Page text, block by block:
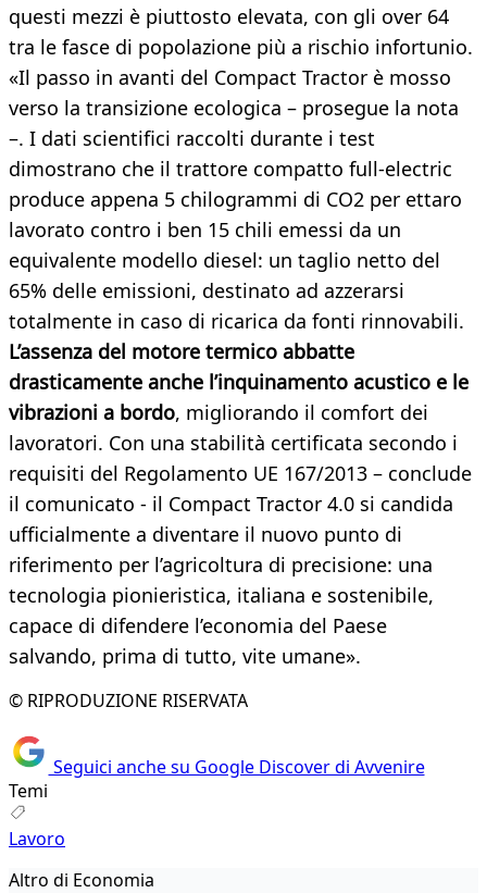
questi mezzi è piuttosto elevata, con gli over 64
tra le fasce di popolazione più a rischio infortunio.
«Il passo in avanti del Compact Tractor è mosso
verso la transizione ecologica – prosegue la nota
–. I dati scientifici raccolti durante i test
dimostrano che il trattore compatto full-electric
produce appena 5 chilogrammi di CO2 per ettaro
lavorato contro i ben 15 chili emessi da un
equivalente modello diesel: un taglio netto del
65% delle emissioni, destinato ad azzerarsi
totalmente in caso di ricarica da fonti rinnovabili.
L’assenza del motore termico abbatte
drasticamente anche l’inquinamento acustico e le
vibrazioni a bordo, migliorando il comfort dei
lavoratori. Con una stabilità certificata secondo i
requisiti del Regolamento UE 167/2013 – conclude
il comunicato - il Compact Tractor 4.0 si candida
ufficialmente a diventare il nuovo punto di
riferimento per l’agricoltura di precisione: una
tecnologia pionieristica, italiana e sostenibile,
capace di difendere l’economia del Paese
salvando, prima di tutto, vite umane».
© RIPRODUZIONE RISERVATA
Seguici anche su Google Discover di Avvenire
Temi
Lavoro
Altro di Economia